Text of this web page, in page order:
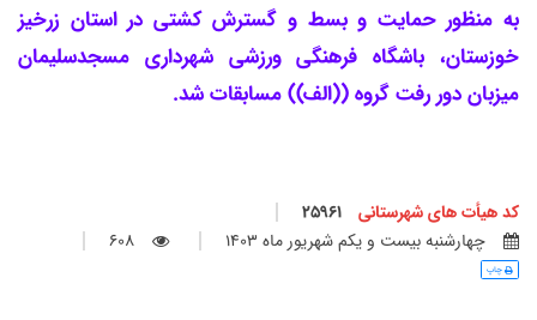
به منظور حمایت و بسط و گسترش کشتی در استان زرخیز
خوزستان، باشگاه فرهنگی ورزشی شهرداری مسجدسلیمان
میزبان دور رفت گروه ((الف)) مسابقات شد.
کد هیأت های شهرستانی
چهارشنبه بيست و يكم شهريور ماه 1403
608
چاپ